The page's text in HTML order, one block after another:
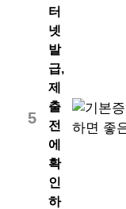
5
터
넷
발
급,
제
출
전
에
확
인
하